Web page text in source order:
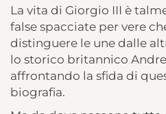
La vita di Giorgio III è
false spacciate per vere
distinguere le une dalle
lo storico britannico
affrontando la sfida di
biografia.